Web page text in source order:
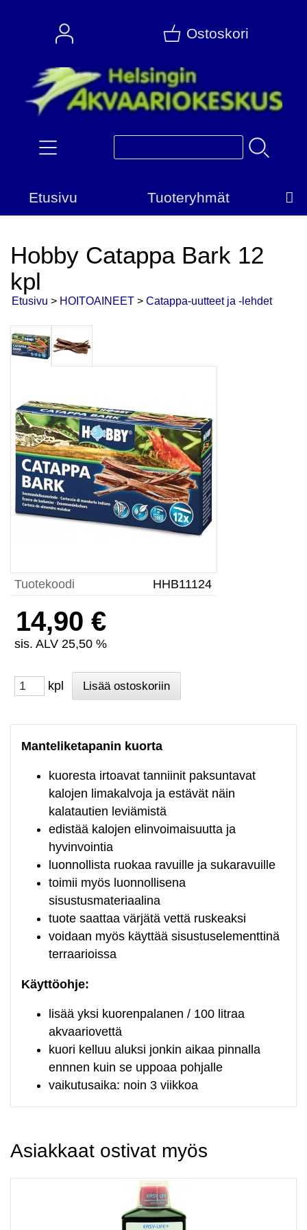
Ostoskori
Etusivu Tuoteryhmät
Hobby Catappa Bark 12
kpl
Etusivu > HOITOAINEET > Catappa-uutteet ja -lehdet
Tuotekoodi HHB11124
14,90 €
sis. ALV 25,50 %
kpl
Manteliketapanin kuorta
kuoresta irtoavat tanniinit paksuntavat
kalojen limakalvoja ja estävät näin
kalatautien leviämistä
edistää kalojen elinvoimaisuutta ja
hyvinvointia
luonnollista ruokaa ravuille ja sukaravuille
toimii myös luonnollisena
sisustusmateriaalina
tuote saattaa värjätä vettä ruskeaksi
voidaan myös käyttää sisustuselementtinä
terraarioissa
Käyttöohje:
lisää yksi kuorenpalanen / 100 litraa
akvaariovettä
kuori kelluu aluksi jonkin aikaa pinnalla
ennnen kuin se uppoaa pohjalle
vaikutusaika: noin 3 viikkoa
Asiakkaat ostivat myös